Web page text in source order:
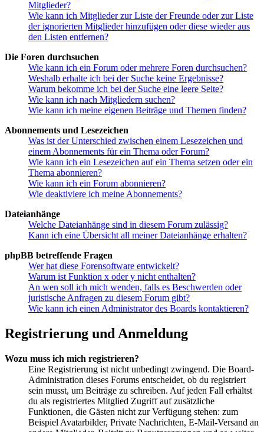
Mitglieder?
Wie kann ich Mitglieder zur Liste der Freunde oder zur Liste
der ignorierten Mitglieder hinzufügen oder diese wieder aus
den Listen entfernen?
Die Foren durchsuchen
Wie kann ich ein Forum oder mehrere Foren durchsuchen?
Weshalb erhalte ich bei der Suche keine Ergebnisse?
Warum bekomme ich bei der Suche eine leere Seite?
Wie kann ich nach Mitgliedern suchen?
Wie kann ich meine eigenen Beiträge und Themen finden?
Abonnements und Lesezeichen
Was ist der Unterschied zwischen einem Lesezeichen und
einem Abonnements für ein Thema oder Forum?
Wie kann ich ein Lesezeichen auf ein Thema setzen oder ein
Thema abonnieren?
Wie kann ich ein Forum abonnieren?
Wie deaktiviere ich meine Abonnements?
Dateianhänge
Welche Dateianhänge sind in diesem Forum zulässig?
Kann ich eine Übersicht all meiner Dateianhänge erhalten?
phpBB betreffende Fragen
Wer hat diese Forensoftware entwickelt?
Warum ist Funktion x oder y nicht enthalten?
An wen soll ich mich wenden, falls es Beschwerden oder
juristische Anfragen zu diesem Forum gibt?
Wie kann ich einen Administrator des Boards kontaktieren?
Registrierung und Anmeldung
Wozu muss ich mich registrieren?
Eine Registrierung ist nicht unbedingt zwingend. Die Board-
Administration dieses Forums entscheidet, ob du registriert
sein musst, um Beiträge zu schreiben. Auf jeden Fall erhältst
du als registriertes Mitglied Zugriff auf zusätzliche
Funktionen, die Gästen nicht zur Verfügung stehen: zum
Beispiel Avatarbilder, Private Nachrichten, E-Mail-Versand an